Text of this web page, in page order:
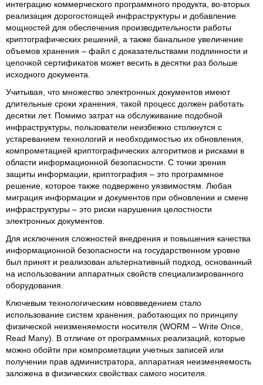
интеграцию коммерческого программного продукта, во-вторых
реализация дорогостоящей инфраструктуры и добавление
мощностей для обеспечения производительности работы
криптографических решений, а также банальное увеличение
объемов хранения – файл с доказательствами подлинности и
цепочкой сертификатов может весить в десятки раз больше
исходного документа.
Учитывая, что множество электронных документов имеют
длительные сроки хранения, такой процесс должен работать
десятки лет. Помимо затрат на обслуживание подобной
инфраструктуры, пользователи неизбежно столкнутся с
устареванием технологий и необходимостью их обновления,
компрометацией криптографических алгоритмов и рисками в
области информационной безопасности. С точки зрения
защиты информации, криптография – это программное
решение, которое также подвержено уязвимостям. Любая
миграция информации и документов при обновлении и смене
инфраструктуры – это риски нарушения целостности
электронных документов.
Для исключения сложностей внедрения и повышения качества
информационной безопасности на государственном уровне
был принят и реализован альтернативный подход, основанный
на использовании аппаратных свойств специализированного
оборудования.
Ключевым технологическим нововведением стало
использование систем хранения, работающих по принципу
физической неизменяемости носителя (WORM – Write Once,
Read Many). В отличие от программных реализаций, которые
можно обойти при компрометации учетных записей или
получении прав администратора, аппаратная неизменяемость
заложена в физических свойствах самого носителя.